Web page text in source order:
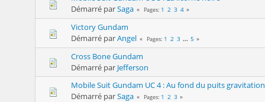
Démarré parSaga Pages 1 2 3 4
Victory Gundam
Démarré parAngel Pages 1 2 3 ... 5
Cross Bone Gundam
Démarré par Jefferson
Mobile Suit Gundam UC 4 : Au fond du puits
Démarré parSaga Pages 1 2 3